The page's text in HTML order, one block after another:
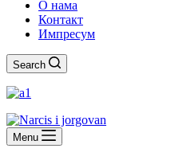
О нама
Контакт
Импресум
Search
Menu